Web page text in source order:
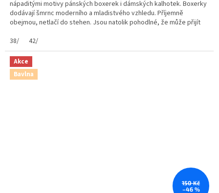
nápaditými motivy pánských boxerek i dámských kalhotek. Boxerky
dodávají šmrnc moderního a mladistvého vzhledu. Příjemně
obejmou, netlačí do stehen. Jsou natolik pohodlné, že může přijít
38/
42/
Akce
Bavlna
150 Kč
–46 %